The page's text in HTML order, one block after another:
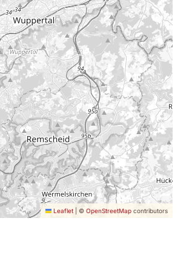
Leaflet © OpenStreetMap contributors